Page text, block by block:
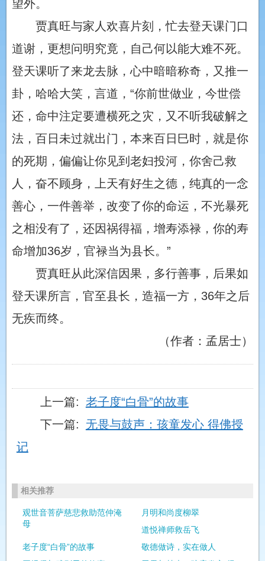
望外。
贾真旺与家人欢喜片刻，忙去登天课门口
道谢，更想问明究竟，自己何以能大难不死。
登天课听了来龙去脉，心中暗暗称奇，又推一
卦，哈哈大笑，言道，“你前世做业，今世偿
还，命中注定要遭横死之灾，又不听我破解之
法，百日未过就出门，本来百日巳时，就是你
的死期，偏偏让你见到老妇投河，你舍己救
人，奋不顾身，上天有好生之德，纯真的一念
善心，一件善举，改变了你的命运，不光暴死
之相没有了，还因祸得福，增寿添禄，你的寿
命增加36岁，官禄当为县长。”
贾真旺从此深信因果，多行善事，后果如
登天课所言，官至县长，造福一方，36年之后
无疾而终。
（作者：孟居士）
上一篇: 老子度“白骨”的故事
下一篇:
无畏与鼓声：孩童发心 得佛授
记
相关推荐
观世音菩萨慈悲救助范仲淹
母
月明和尚度柳翠
道悦禅师救岳飞
老子度“白骨”的故事
敬德做诗，实在做人